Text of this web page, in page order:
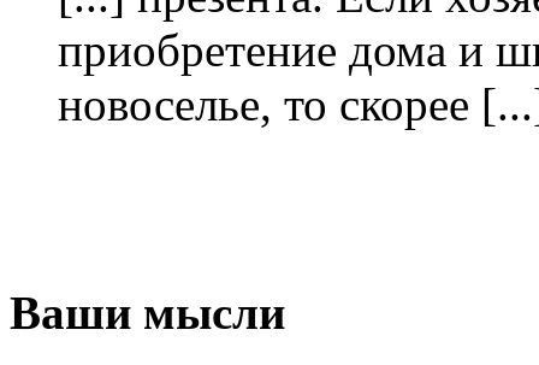
приобретение дома и
новоселье, то скорее
Ваши мысли